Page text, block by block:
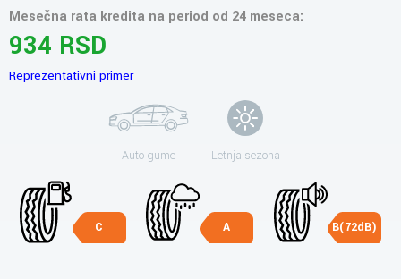
Mesečna rata kredita na period od 24 meseca:
934 RSD
Reprezentativni primer
Auto gume Letnja sezona
C A B(72dB)